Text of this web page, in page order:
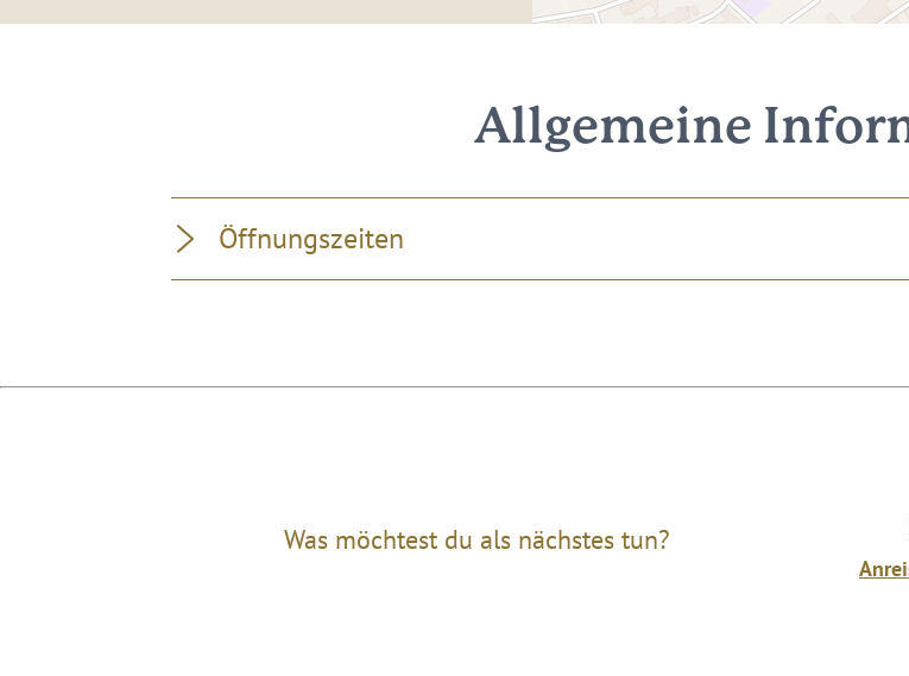
Allgemeine
Öffnungszeiten
Was möchtest du als nächstes tun?